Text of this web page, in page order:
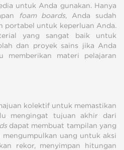
untuk Anda gunakan. Hanya
foam boards, Anda sudah
portabel untuk keperluan Anda.
yang sangat baik untuk
dan proyek sains jika Anda
memberikan materi pelajaran
kolektif untuk memastikan
mengingat tujuan akhir dari
dapat membuat tampilan yang
uang untuk aksi
rekor, menyimpan hitungan